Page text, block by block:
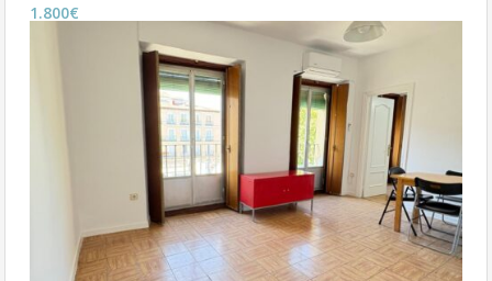
1.800€